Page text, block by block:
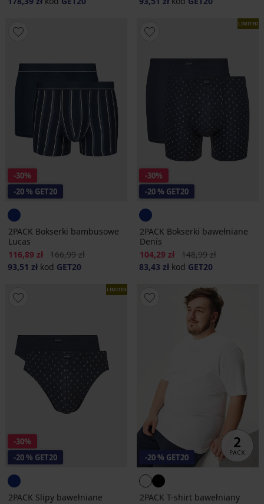
-30%
-20 % GET20
2PACK Bokserki bambusowe
Lucas
Zniżka
116,89 zł Pierwotna cena
166,99 zł
93,51 zł kod GET20
LIMITED
-30%
-20 % GET20
2PACK Bokserki bawełniane
Denis
Zniżka
104,29 zł Pierwotna cena
148,99 zł
83,43 zł kod GET20
LIMITED
-30%
-20 % GET20
2PACK Slipy bawełniane
-20 % GET20
2PACK T-shirt bawełniany